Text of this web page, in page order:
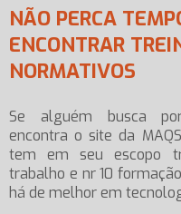
NÃO PERCA
ENCONTRAR
NORMATIVOS
Se alguém busca
encontra o site da
tem em seu escopo
trabalho e nr 10
há de melhor em